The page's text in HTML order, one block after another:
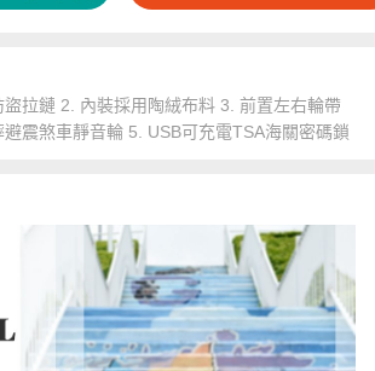
拉鏈 2. 內裝採用陶絨布料 3. 前置左右輪帶
震煞車靜音輪 5. USB可充電TSA海關密碼鎖